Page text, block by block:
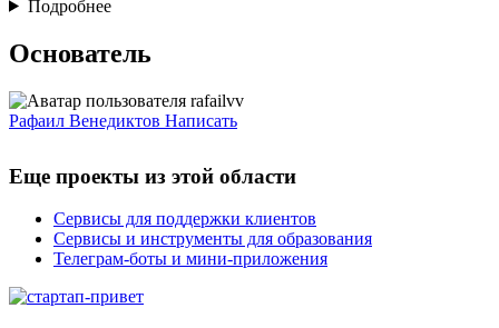
Подробнее
Основатель
Рафаил Венедиктов Написать
Еще проекты из этой области
Сервисы для поддержки клиентов
Сервисы и инструменты для образования
Телеграм-боты и мини-приложения